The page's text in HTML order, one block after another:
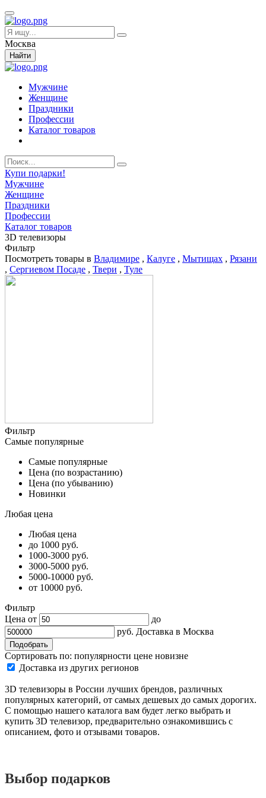
Москва
Найти
Мужчине
Женщине
Праздники
Профессии
Каталог товаров
Купи подарки!
Мужчине
Женщине
Праздники
Профессии
Каталог товаров
3D телевизоры
Фильтр
Посмотреть товары в Владимире , Калуге , Мытищах , Рязани
, Сергиевом Посаде , Твери , Туле
Фильтр
Самые популярные
Самые популярные
Цена (по возрастанию)
Цена (по убыванию)
Новинки
Любая цена
Любая цена
до 1000 руб.
1000-3000 руб.
3000-5000 руб.
5000-10000 руб.
от 10000 руб.
Фильтр
Цена от
до
руб. Доставка в Москва
Сортировать по: популярности цене новизне
Доставка из других регионов
3D телевизоры в России лучших брендов, различных
популярных категорий, от самых дешевых до самых дорогих.
С помощью нашего каталога вам будет легко выбрать и
купить 3D телевизор, предварительно ознакомившись с
описанием, фото и отзывами товаров.
Выбор подарков